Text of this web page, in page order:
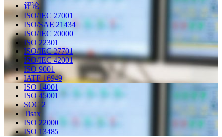
评论
ISO/IEC 27001
ISO/SAE 21434
ISO/IEC 20000
ISO 22301
ISO/IEC 27701
ISO/IEC 42001
ISO 9001
IATF 16949
ISO 14001
ISO 45001
SOC 2
Tisax
ISO 22000
ISO 13485